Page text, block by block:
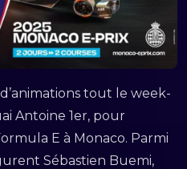
tout le week-
Antoine 1er, pour
E à Monaco. Parmi
Sébastien Buemi,